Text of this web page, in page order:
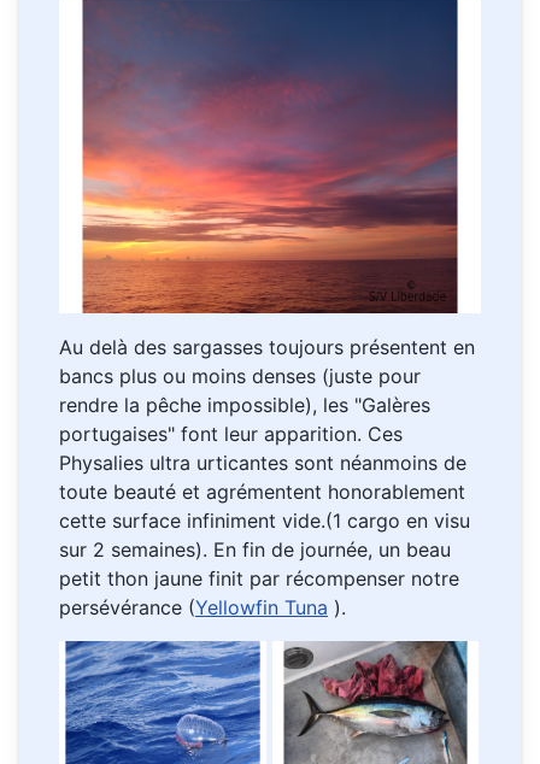
Au delà des sargasses toujours présentent en
bancs plus ou moins denses (juste pour
rendre la pêche impossible), les "Galères
portugaises" font leur apparition. Ces
Physalies ultra urticantes sont néanmoins de
toute beauté et agrémentent honorablement
cette surface infiniment vide.(1 cargo en visu
sur 2 semaines). En fin de journée, un beau
petit thon jaune finit par récompenser notre
persévérance (Yellowfin Tuna ).